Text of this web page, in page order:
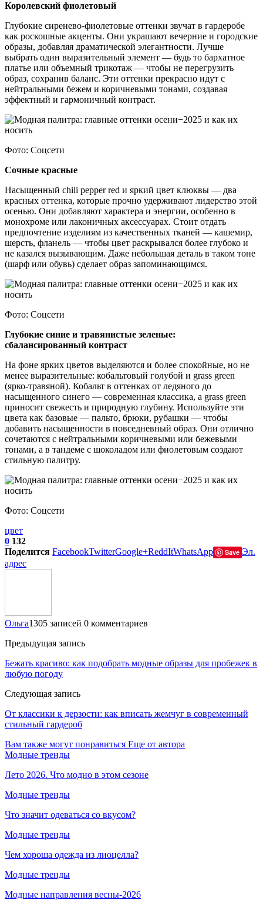
Королевский фиолетовый
Глубокие сиренево-фиолетовые оттенки звучат в гардеробе
как роскошные акценты. Они украшают вечерние и городские
образы, добавляя драматической элегантности. Лучше
выбрать один выразительный элемент — будь то бархатное
платье или объемный трикотаж — чтобы не перегрузить
образ, сохранив баланс. Эти оттенки прекрасно идут с
нейтральными бежем и коричневыми тонами, создавая
эффектный и гармоничный контраст.
Фото: Соцсети
Сочные красные
Насыщенный chili pepper red и яркий цвет клюквы — два
красных оттенка, которые прочно удерживают лидерство этой
осенью. Они добавляют характера и энергии, особенно в
монохроме или лаконичных аксессуарах. Стоит отдать
предпочтение изделиям из качественных тканей — кашемир,
шерсть, фланель — чтобы цвет раскрывался более глубоко и
не казался вызывающим. Даже небольшая деталь в таком тоне
(шарф или обувь) сделает образ запоминающимся.
Фото: Соцсети
Глубокие синие и травянистые зеленые:
сбалансированный контраст
На фоне ярких цветов выделяются и более спокойные, но не
менее выразительные: кобальтовый голубой и grass green
(ярко‑травяной). Кобальт в оттенках от ледяного до
насыщенного синего — современная классика, а grass green
приносит свежесть и природную глубину. Используйте эти
цвета как базовые — пальто, брюки, рубашки — чтобы
добавить насыщенности в повседневный образ. Они отлично
сочетаются с нейтральными коричневыми или бежевыми
тонами, а в тандеме с шоколадом или фиолетовым создают
стильную палитру.
Фото: Соцсети
цвет
0 132
Поделится FacebookTwitterGoogle+ReddItWhatsApp Save Эл.
адрес
Ольга1305 записей 0 комментариев
Предыдущая запись
Бежать красиво: как подобрать модные образы для пробежек в
любую погоду
Следующая запись
От классики к дерзости: как вписать жемчуг в современный
стильный гардероб
Вам также могут понравиться Еще от автора
Модные тренды
Лето 2026. Что модно в этом сезоне
Модные тренды
Что значит одеваться со вкусом?
Модные тренды
Чем хороша одежда из лиоцелла?
Модные тренды
Модные направления весны-2026